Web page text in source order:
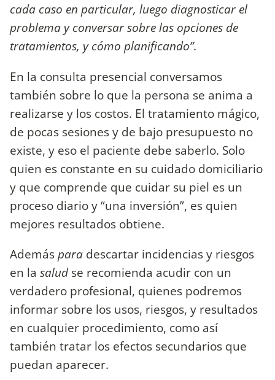
cada caso en particular, luego diagnosticar el
problema y conversar sobre las opciones de
tratamientos, y cómo planificando”.
En la consulta presencial conversamos
también sobre lo que la persona se anima a
realizarse y los costos. El tratamiento mágico,
de pocas sesiones y de bajo presupuesto no
existe, y eso el paciente debe saberlo. Solo
quien es constante en su cuidado domiciliario
y que comprende que cuidar su piel es un
proceso diario y “una inversión”, es quien
mejores resultados obtiene.
Ademáspara descartar incidencias y riesgos
en la saludse recomienda acudir con un
verdadero profesional, quienes podremos
informar sobre los usos, riesgos, y resultados
en cualquier procedimiento, como así
también tratar los efectos secundarios que
puedan aparecer.